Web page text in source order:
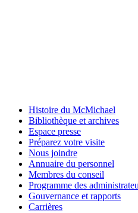
Histoire du McMichael
Bibliothèque et archives
Espace presse
Préparez votre visite
Nous joindre
Annuaire du personnel
Membres du conseil
Programme des
Gouvernance et rapports
Carrières